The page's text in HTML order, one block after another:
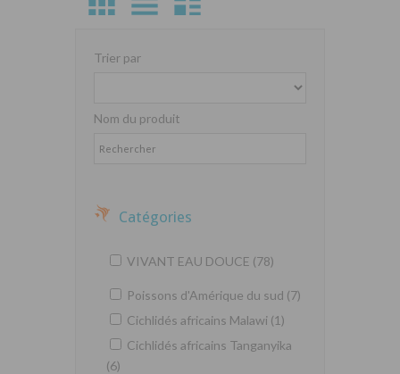
Trier par
Nom du produit
Catégories
VIVANT EAU DOUCE (78)
Poissons d'Amérique du sud (7)
Cichlidés africains Malawi (1)
Cichlidés africains Tanganyika
(6)